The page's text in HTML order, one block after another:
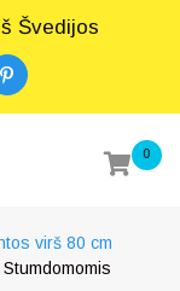
Švedijos
0
virš 80 cm